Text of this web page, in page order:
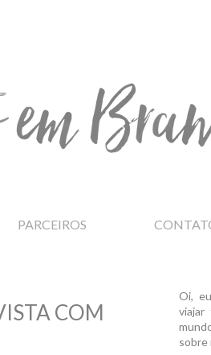
PARCEIROS
COM
Oi,
viajar
sobre